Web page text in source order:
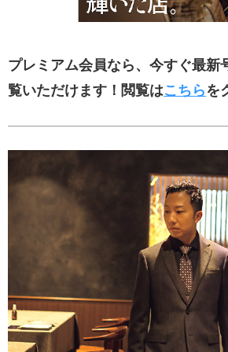
プレミアム会員なら、今すぐ最新
覧いただけます！閲覧はこちらを